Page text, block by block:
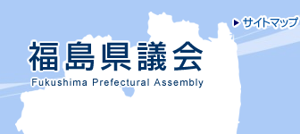
福島県議会